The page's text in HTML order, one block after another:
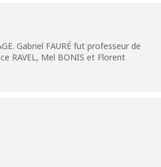
Gabriel FAURÉ fut professeur de
RAVEL, Mel BONIS et Florent